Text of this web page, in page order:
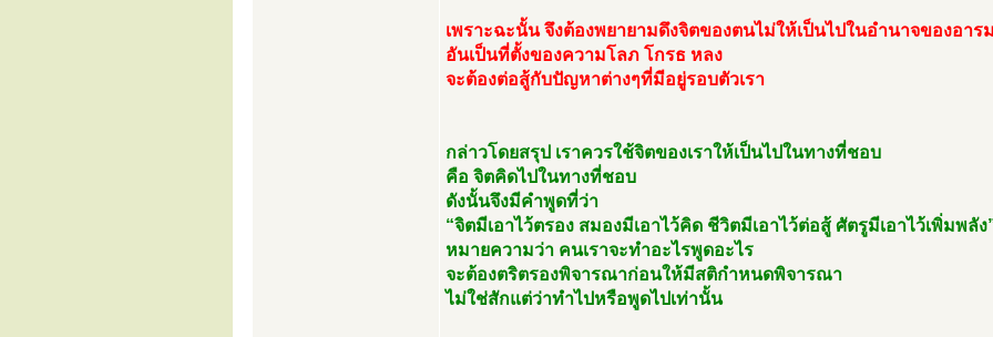
เพราะฉะนั้น จึงต้องพยายามดึงจิตของตนไม่ให้เป็นไปในอำนาจของอา
อันเป็นที่ตั้งของความโลภ โกรธ หลง
จะต้องต่อสู้กับปัญหาต่างๆที่มีอยู่รอบตัวเรา
กล่าวโดยสรุป เราควรใช้จิตของเราให้เป็นไปในทางที่ชอบ
คือ จิตคิดไปในทางที่ชอบ
ดังนั้นจึงมีคำพูดที่ว่า
“จิตมีเอาไว้ตรอง สมองมีเอาไว้คิด ชีวิตมีเอาไว้ต่อสู้ ศัตรูมีเอาไว้เพิ่มพลัง
หมายความว่า คนเราจะทำอะไรพูดอะไร
จะต้องตริตรองพิจารณาก่อนให้มีสติกำหนดพิจารณา
ไม่ใช่สักแต่ว่าทำไปหรือพูดไปเท่านั้น